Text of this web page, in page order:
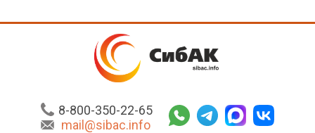
8-800-350-22-65
mail@sibac.info